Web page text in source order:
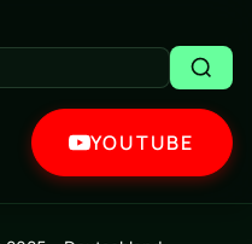
YOUTUBE